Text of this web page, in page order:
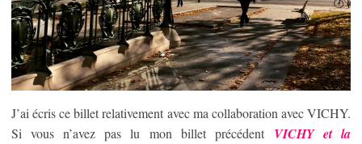
J’ai écris ce billet relativement avec ma collaboration avec VICHY.
Si vous n’avez pas lu mon billet précédent VICHY et la